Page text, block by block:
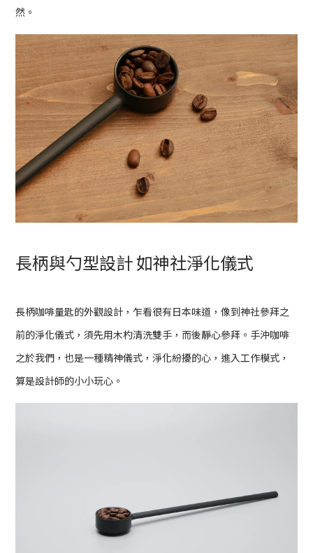
然。
長柄與勺型設計 如神社淨化儀式
長柄咖啡量匙的外觀設計，乍看很有日本味道，像到神社參拜之
前的淨化儀式，須先用木杓清洗雙手，而後靜心參拜。手沖咖啡
之於我們，也是一種精神儀式，淨化紛擾的心，進入工作模式，
算是設計師的小小玩心。